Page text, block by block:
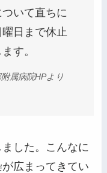
いて直ちに
日まで休止
す。
属病院HPより
した。こんなに
広まってきてい